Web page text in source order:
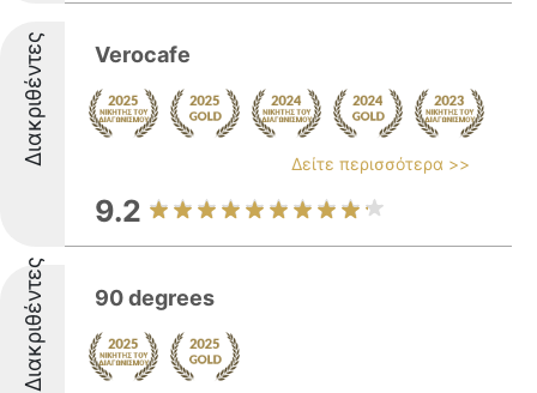
Διακριθέντες Verocafe
Δείτε περισσότερα >>
9.2
Διακριθέντες 90 degrees